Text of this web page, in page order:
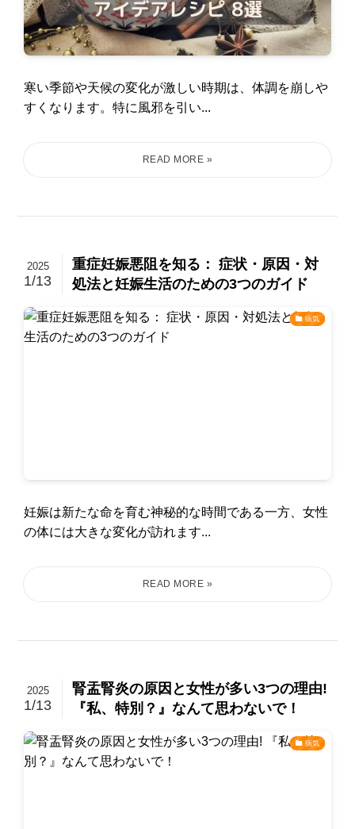
寒い季節や天候の変化が激しい時期は、体調を崩しや
すくなります。特に風邪を引い...
重症妊娠悪阻を知る： 症状・原因・対
処法と妊娠生活のための3つのガイド
2025
1/13
病気
妊娠は新たな命を育む神秘的な時間である一方、女性
の体には大きな変化が訪れます...
腎盂腎炎の原因と女性が多い3つの理由!
『私、特別？』なんて思わないで！
2025
1/13
病気